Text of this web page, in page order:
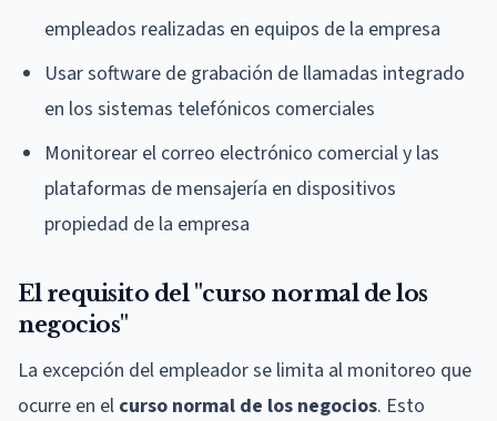
empleados realizadas en equipos de la empresa
Usar software de grabación de llamadas integrado
en los sistemas telefónicos comerciales
Monitorear el correo electrónico comercial y las
plataformas de mensajería en dispositivos
propiedad de la empresa
El requisito del "curso normal de los
negocios"
La excepción del empleador se limita al monitoreo que
ocurre en el curso normal de los negocios. Esto